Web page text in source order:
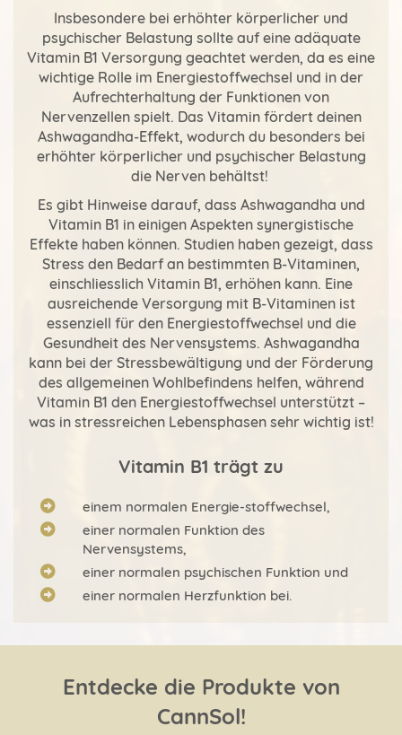
Insbesondere bei erhöhter körperlicher und
psychischer Belastung sollte auf eine adäquate
Vitamin B1 Versorgung geachtet werden, da es eine
wichtige Rolle im Energiestoffwechsel und in der
Aufrechterhaltung der Funktionen von
Nervenzellen spielt. Das Vitamin fördert deinen
Ashwagandha-Effekt, wodurch du besonders bei
erhöhter körperlicher und psychischer Belastung
die Nerven behältst!
Es gibt Hinweise darauf, dass Ashwagandha und
Vitamin B1 in einigen Aspekten synergistische
Effekte haben können. Studien haben gezeigt, dass
Stress den Bedarf an bestimmten B-Vitaminen,
einschliesslich Vitamin B1, erhöhen kann. Eine
ausreichende Versorgung mit B-Vitaminen ist
essenziell für den Energiestoffwechsel und die
Gesundheit des Nervensystems. Ashwagandha
kann bei der Stressbewältigung und der Förderung
des allgemeinen Wohlbefindens helfen, während
Vitamin B1 den Energiestoffwechsel unterstützt –
was in stressreichen Lebensphasen sehr wichtig ist!
Vitamin B1 trägt zu
einem normalen Energie-stoffwechsel,
einer normalen Funktion des
Nervensystems,
einer normalen psychischen Funktion und
einer normalen Herzfunktion bei.
Entdecke die Produkte von
CannSol!